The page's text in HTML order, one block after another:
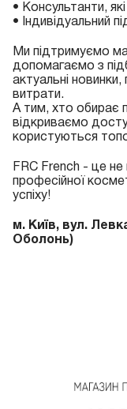
• Консультанти,
• Індивідуальний
Ми підтримуємо
допомагаємо з
актуальні новинки,
витрати.
А тим, хто обирає
відкриваємо
користуються
FRC French - це
професійної
успіху!
м. Київ, вул.
Оболонь)